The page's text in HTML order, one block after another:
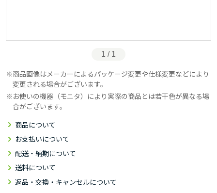
1 / 1
商品画像はメーカーによるパッケージ変更や仕様変更などにより
変更される場合がございます。
お使いの機器（モニタ）により実際の商品とは若干色が異なる場
合がございます。
商品について
お支払いについて
配送・納期について
送料について
返品・交換・キャンセルについて